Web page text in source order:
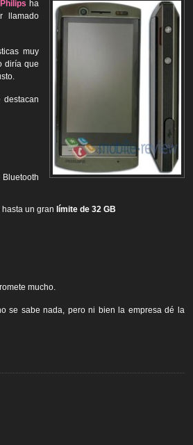
Philips ha
llamado
muy
diría que
un gran límite de 32 GB
mucho.
se sabe nada, pero ni bien la empresa dé la